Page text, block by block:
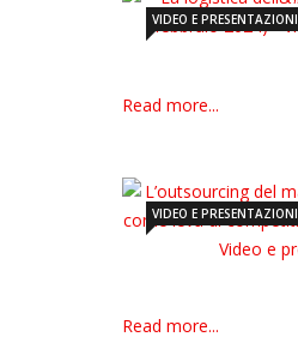
VIDEO E PRESENTAZIONI
Read more...
VIDEO E PRESENTAZIONI
Read more...